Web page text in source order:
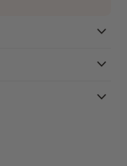
keyboard_arrow_down
keyboard_arrow_down
keyboard_arrow_down